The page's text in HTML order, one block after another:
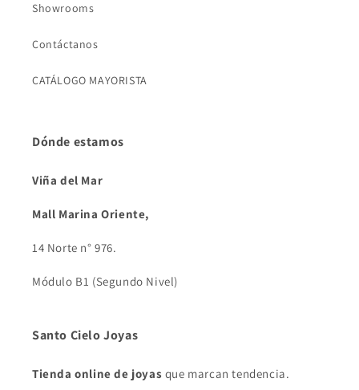
Showrooms
Contáctanos
CATÁLOGO MAYORISTA
Dónde estamos
Viña del Mar
Mall Marina Oriente,
14 Norte n° 976.
Módulo B1 (Segundo Nivel)
Santo Cielo Joyas
Tienda online de joyas que marcan tendencia.